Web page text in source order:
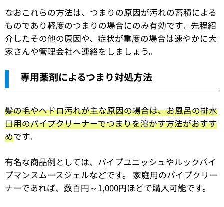
なおこれらの方法は、つまりの原因が汚れの蓄積による
ものであり軽度のつまりの場合にのみ有効です。先程紹
介したその他の原因や、症状が重度の場合は速やかに大
家さんや管理会社へ連絡をしましょう。
専用薬剤によるつまり対処方法
髪の毛やヘドロ汚れが主な原因の場合は、お風呂の排水
口用のパイプクリーナーでつまりを溶かす方法がおすす
めです。
有名な商品例としては、パイプユニッシュやルックパイ
プマンスムースジェルなどです。 家庭用のパイプクリー
ナーであれば、数百円～1,000円ほどで購入可能です。